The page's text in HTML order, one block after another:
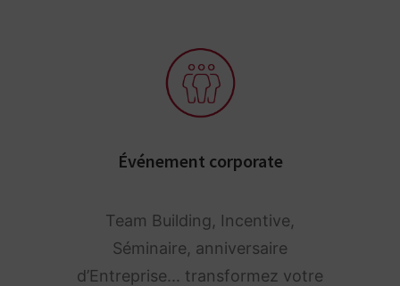
Événement corporate
Team Building, Incentive,
Séminaire, anniversaire
d’Entreprise... transformez votre